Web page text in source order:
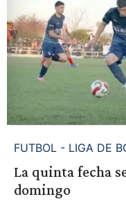
FUTBOL - LIGA DE
La quinta fecha
domingo